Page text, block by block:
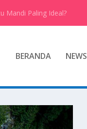
Mandi Paling Ideal?
BERANDA NEWS